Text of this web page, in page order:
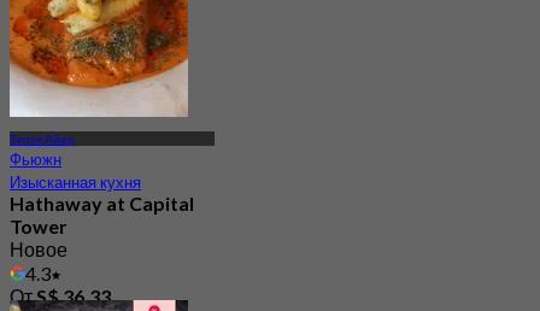
Телок Айер
Фьюжн
Изысканная кухня
Hathaway at Capital
Tower
Новое
4.3
ОтS$ 36.33